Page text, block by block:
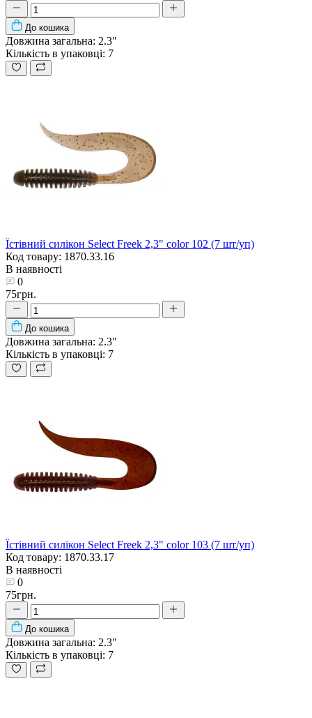
До кошика
Довжина загальна: 2.3"
Кількість в упаковці: 7
Їстівний силікон Select Freek 2,3" color 102 (7 шт/уп)
Код товару: 1870.33.16
В наявності
0
75грн.
До кошика
Довжина загальна: 2.3"
Кількість в упаковці: 7
Їстівний силікон Select Freek 2,3" color 103 (7 шт/уп)
Код товару: 1870.33.17
В наявності
0
75грн.
До кошика
Довжина загальна: 2.3"
Кількість в упаковці: 7